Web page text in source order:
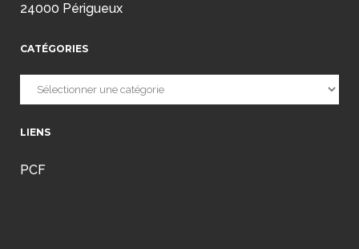
24000 Périgueux
CATÉGORIES
Catégories
LIENS
PCF